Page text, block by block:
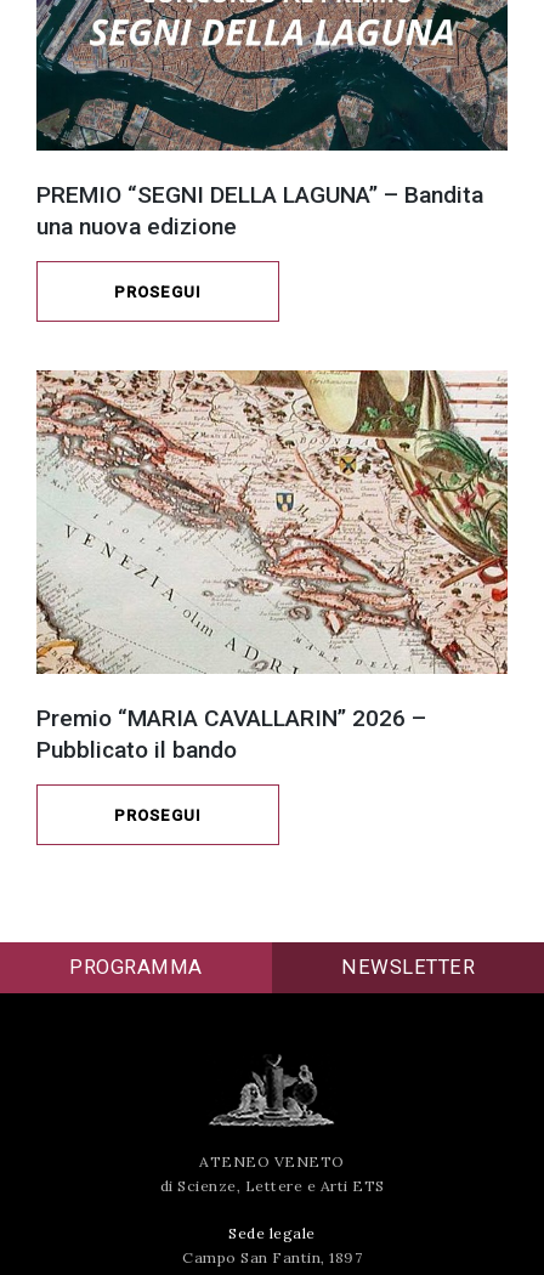
PREMIO “SEGNI DELLA LAGUNA” – Bandita
una nuova edizione
PROSEGUI
Premio “MARIA CAVALLARIN” 2026 –
Pubblicato il bando
PROSEGUI
PROGRAMMA NEWSLETTER
ATENEO VENETO
di Scienze, Lettere e Arti ETS
Sede legale
Campo San Fantin, 1897